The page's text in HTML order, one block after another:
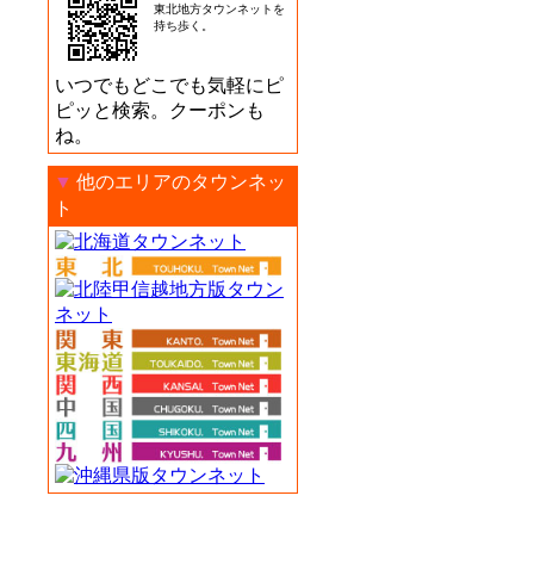
東北地方タウンネットを
持ち歩く。
いつでもどこでも気軽にピ
ピッと検索。クーポンも
ね。
▼ 他のエリアのタウンネッ
ト